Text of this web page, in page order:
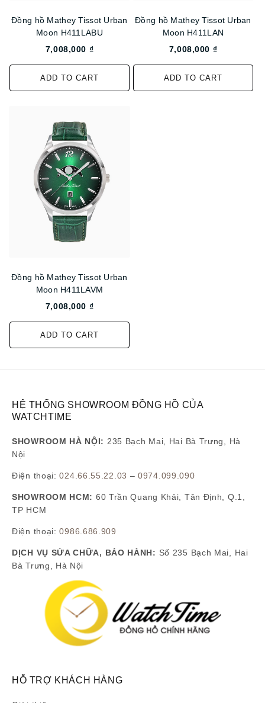
Đồng hồ Mathey Tissot Urban
Moon H411LABU
7,008,000 ₫
ADD TO CART
Đồng hồ Mathey Tissot Urban
Moon H411LAN
7,008,000 ₫
ADD TO CART
Đồng hồ Mathey Tissot Urban
Moon H411LAVM
7,008,000 ₫
ADD TO CART
HỆ THỐNG SHOWROOM ĐỒNG HỒ CỦA
WATCHTIME
SHOWROOM HÀ NỘI: 235 Bạch Mai, Hai Bà Trưng, Hà
Nội
Điện thoại:024.66.55.22.03 –0974.099.090
SHOWROOM HCM: 60 Trần Quang Khải, Tân Định, Q.1,
TP HCM
Điện thoại:0986.686.909
DỊCH VỤ SỬA CHỮA, BẢO HÀNH: Số 235 Bạch Mai, Hai
Bà Trưng, Hà Nội
HỖ TRỢ KHÁCH HÀNG